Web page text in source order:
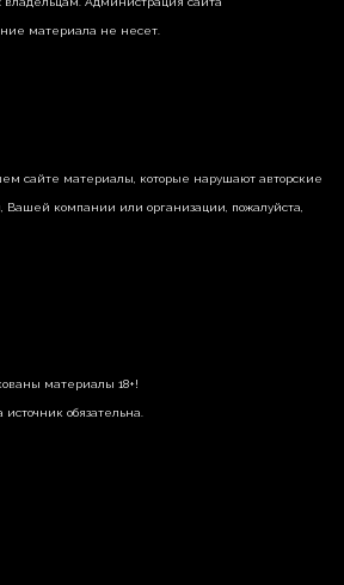
материала не несет.
сайте материалы, которые нарушают авторские
компании или организации, пожалуйста,
материалы 18+!
обязательна.